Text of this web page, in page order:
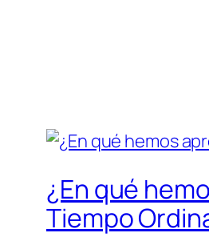
¿En qué
Tiempo